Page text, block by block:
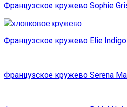
Французское кружево Sophie
Французское кружево Elie Indigo
Французское кружево Serena